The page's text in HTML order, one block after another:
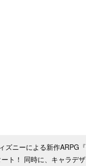
ズニーによる新作ARPG
ト！ 同時に、キャラデ